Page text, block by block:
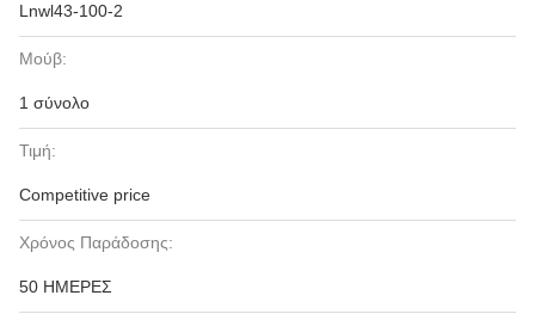
Lnwl43-100-2
Μούβ:
1 σύνολο
Τιμή:
Competitive price
Χρόνος Παράδοσης:
50 ΗΜΕΡΕΣ